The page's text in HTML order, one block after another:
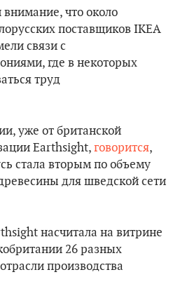
что около
поставщиков IKEA
связи с
где в некоторых
труд
уже от британской
Earthsight, говорится,
стала вторым по объему
для шведской сети
насчитала на витрине
26 разных
производства